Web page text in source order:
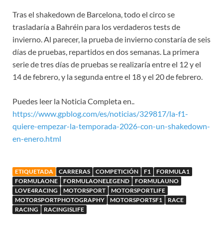
Tras el shakedown de Barcelona, todo el circo se
trasladaría a Bahréin para los verdaderos tests de
invierno. Al parecer, la prueba de invierno constaría de seis
días de pruebas, repartidos en dos semanas. La primera
serie de tres días de pruebas se realizaría entre el 12 y el
14 de febrero, y la segunda entre el 18 y el 20 de febrero.
Puedes leer la Noticia Completa en..
https://www.gpblog.com/es/noticias/329817/la-f1-
quiere-empezar-la-temporada-2026-con-un-shakedown-
en-enero.html
ETIQUETADA CARRERAS COMPETICIÓN F1
FORMULA1
FORMULAONE
FORMULAONELEGEND
FORMULAUNO
LOVE4RACING
MOTORSPORT
MOTORSPORTLIFE
MOTORSPORTPHOTOGRAPHY
MOTORSPORTSF1
RACE
RACING
RACINGISLIFE